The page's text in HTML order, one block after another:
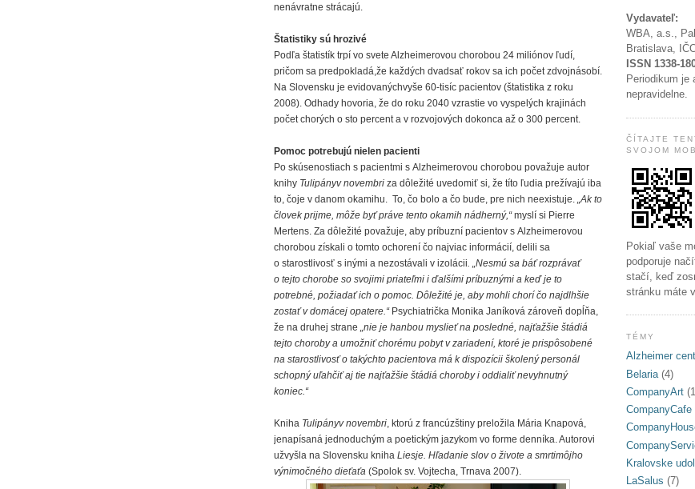
nenávratne strácajú.
Štatistiky sú hrozivé
Podľa štatistík trpí vo svete Alzheimerovou chorobou 24 miliónov ľudí,
pričom sa predpokladá,že každých dvadsať rokov sa ich počet zdvojnásobí.
Na Slovensku je evidovanýchvyše 60-tisíc pacientov (štatistika z roku
2008). Odhady hovoria, že do roku 2040 vzrastie vo vyspelých krajinách
počet chorých o sto percent a v rozvojových dokonca až o 300 percent.
Pomoc potrebujú nielen pacienti
Po skúsenostiach s pacientmi s Alzheimerovou chorobou považuje autor
knihy Tulipányv novembri za dôležité uvedomiť si, že títo ľudia prežívajú iba
to, čoje v danom okamihu. To, čo bolo a čo bude, pre nich neexistuje. „Ak to
človek prijme, môže byť práve tento okamih nádherný,“myslí si Pierre
Mertens. Za dôležité považuje, aby príbuzní pacientov s Alzheimerovou
chorobou získali o tomto ochorení čo najviac informácií, delili sa
o starostlivosť s inými a nezostávali v izolácii. „Nesmú sa báť rozprávať
o tejto chorobe so svojimi priateľmi i ďalšími príbuznými a keď je to
potrebné, požiadať ich o pomoc. Dôležité je, aby mohli chorí čo najdlhšie
zostať v domácej opatere.“Psychiatrička Monika Janíková zároveň dopĺňa,
že na druhej strane „nie je hanbou myslieť na posledné, najťažšie štádiá
tejto choroby a umožniť chorému pobyt v zariadení, ktoré je prispôsobené
na starostlivosť o takýchto pacientova má k dispozícii školený personál
schopný uľahčiť aj tie najťažšie štádiá choroby i oddialiť nevyhnutný
koniec.“
Kniha Tulipányv novembri, ktorú z francúzštiny preložila Mária Knapová,
jenapísaná jednoduchým a poetickým jazykom vo forme denníka. Autorovi
užvyšla na Slovensku kniha Liesje. Hľadanie slov o živote a smrtimôjho
výnimočného dieťaťa (Spolok sv. Vojtecha, Trnava 2007).
Vydavateľ:
WBA, a.s.,
Bratislava,
ISSN 1338-
Periodikum je
nepravidelne.
ČÍTAJTE
SVOJOM
Pokiaľ vaše
podporuje
stačí, keď
stránku máte
TÉMY
Alzheimer
Belaria (4)
CompanyArt
CompanyCafe
Kralovske
LaSalus (7)